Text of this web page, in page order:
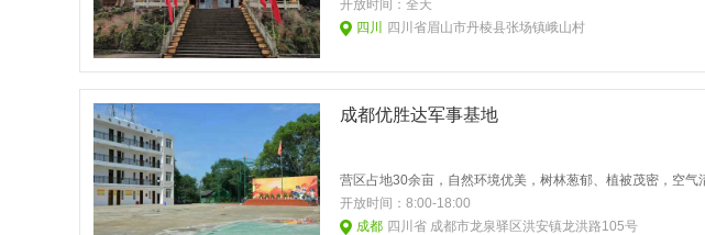
开放时间： 全天
四川
四川省眉山市丹棱县张场镇峨山村
成都优胜达军事基地
开放时间： 8:00-18:00
成都 四川省 成都市龙泉驿区洪安镇龙洪路105号